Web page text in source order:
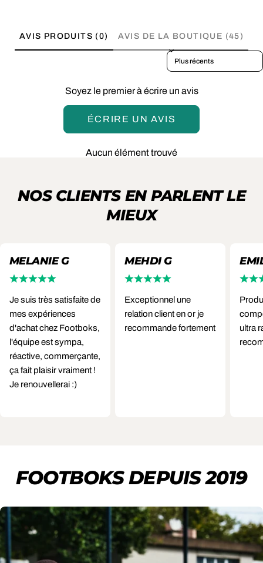
AVIS PRODUITS (0) AVIS DE LA BOUTIQUE (45)
Sort reviews by
Soyez le premier à écrire un avis
ÉCRIRE UN AVIS
Aucun élément trouvé
NOS CLIENTS EN PARLENT LE
MIEUX
MELANIE G
Je suis très satisfaite de
mes expériences
d'achat chez Footboks,
l'équipe est sympa,
réactive, commerçante,
ça fait plaisir vraiment !
Je renouvellerai :)
MEHDI G
Exceptionnel une
relation client en or je
recommande fortement
ultra
FOOTBOKS DEPUIS 2019